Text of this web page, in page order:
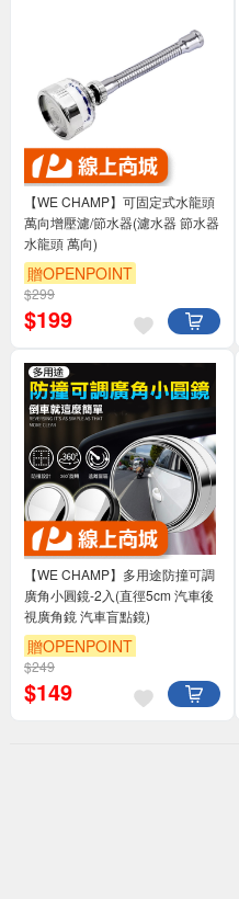
【WE CHAMP】可固定式水龍頭
萬向增壓濾/節水器(濾水器 節水器
水龍頭 萬向)
贈OPENPOINT
$299
$199
【WE CHAMP】多用途防撞可調
廣角小圓鏡-2入(直徑5cm 汽車後
視廣角鏡 汽車盲點鏡)
贈OPENPOINT
$249
$149